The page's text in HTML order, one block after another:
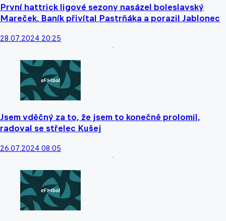
První hattrick ligové sezony nasázel boleslavský
Mareček. Baník přivítal Pastrňáka a porazil Jablonec
28.07.2024 20:25
Jsem vděčný za to, že jsem to konečně prolomil,
radoval se střelec Kušej
26.07.2024 08:05